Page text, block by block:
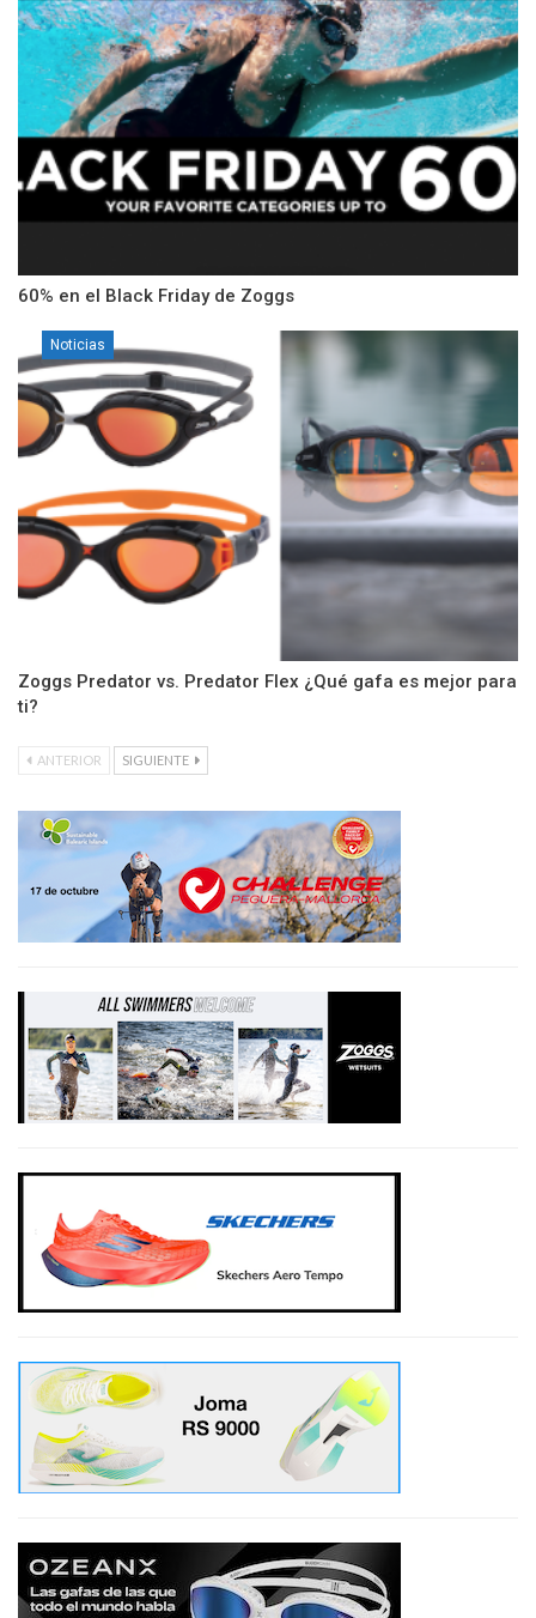
60% en el Black Friday de Zoggs
Noticias
Zoggs Predator vs. Predator Flex ¿Qué gafa es mejor para
ti?
ANTERIOR SIGUIENTE